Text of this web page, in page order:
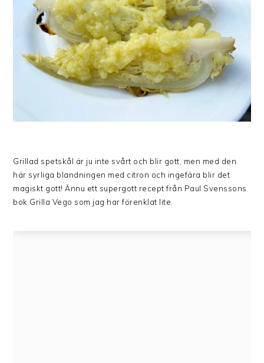
Grillad spetskål är ju inte svårt och blir gott, men med den
här syrliga blandningen med citron och ingefära blir det
magiskt gott! Ännu ett supergott recept från Paul Svenssons
bok Grilla Vego som jag har förenklat lite.